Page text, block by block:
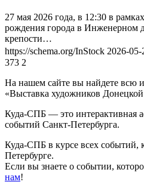
27 мая 2026 года, в 12:30 в
рождения города в Инженерном
крепости…
https://schema.org/InStock 2026-
373 2
На нашем сайте вы найдете всю
«Выставка художников
Куда-СПБ — это интерактивная
событий Санкт-Петербурга.
Куда-СПБ в курсе всех событий,
Петербурге.
Если вы знаете о событии,
нам!